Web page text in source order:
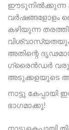
ഈടുനിൽക്കുന്ന
വർഷങ്ങളോളം
കഴിയുന്ന
വിശ്വാസ്യതയും
അതിന്റെ
ഗ്രൈൻഡർ വരും
അടുക്കളയുടെ
നാട്ടു
ഭാഗമാക്കൂ!